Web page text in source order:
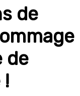
de
de